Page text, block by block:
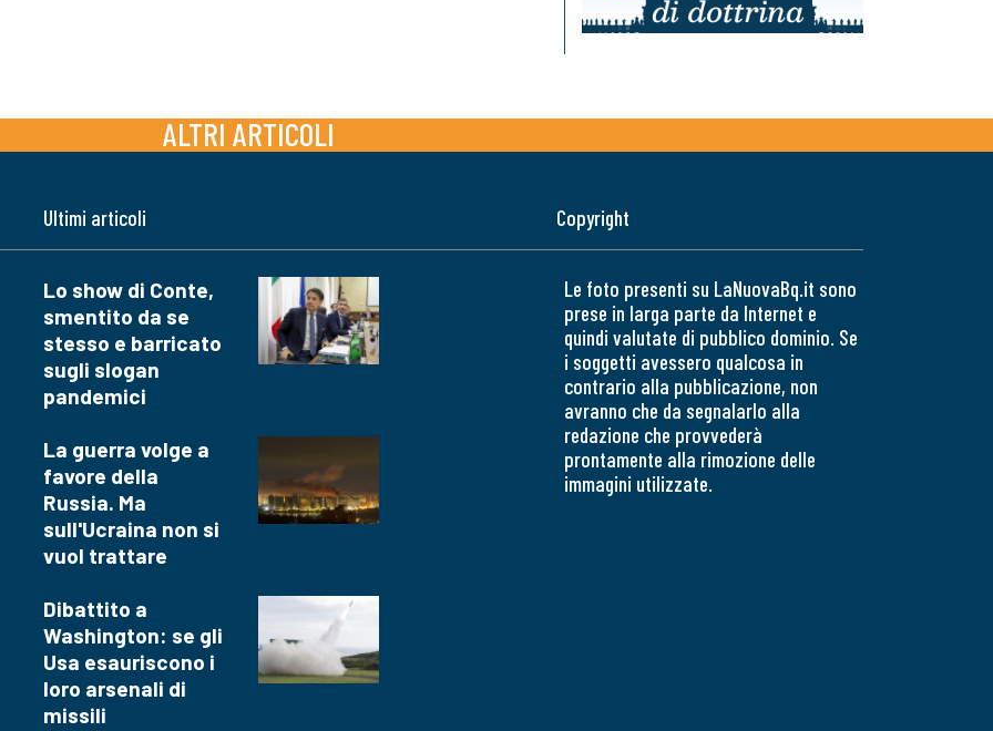
ALTRI ARTICOLI
Ultimi articoli
Lo show di Conte,
smentito da se
stesso e barricato
sugli slogan
pandemici
La guerra volge a
favore della
Russia. Ma
sull'Ucraina non si
vuol trattare
Dibattito a
Washington: se gli
Usa esauriscono i
loro arsenali di
missili
Copyright
Le foto presenti su LaNuovaBq.it sono
prese in larga parte da Internet e
quindi valutate di pubblico dominio. Se
i soggetti avessero qualcosa in
contrario alla pubblicazione, non
avranno che da segnalarlo alla
redazione che provvederà
prontamente alla rimozione delle
immagini utilizzate.